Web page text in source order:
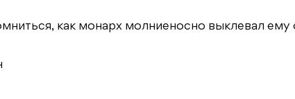
как монарх молниеносно выклевал ему